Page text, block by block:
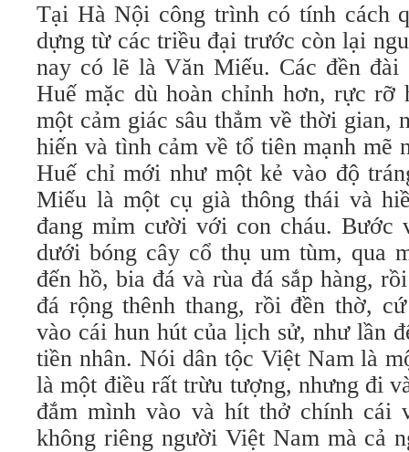
Tại Hà Nội công trình có tính cách
dựng từ các triều đại trước còn lại
nay có lẽ là Văn Miếu. Các đền đài
Huế mặc dù hoàn chỉnh hơn, rực rỡ
một cảm giác sâu thẳm về thời gian,
hiến và tình cảm về tổ tiên mạnh
Huế chỉ mới như một kẻ vào độ
Miếu là một cụ già thông thái và
đang mỉm cười với con cháu. Bước
dưới bóng cây cổ thụ um tùm, qua
đến hồ, bia đá và rùa đá sắp hàng,
đá rộng thênh thang, rồi đền thờ,
vào cái hun hút của lịch sử, như lần
tiền nhân. Nói dân tộc Việt Nam là
là một điều rất trừu tượng, nhưng đi
đắm mình vào và hít thở chính cái
không riêng người Việt Nam mà cả